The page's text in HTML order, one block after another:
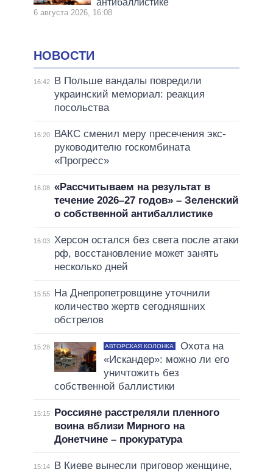
антибаллистике
6 августа 2026, 16:08
НОВОСТИ
16:42
В Польше вандалы повредили
украинский мемориал: реакция
посольства
16:20
ВАКС сменил меру пресечения экс-
руководителю госкомбината
«Прогресс»
16:08 «Рассчитываем на результат в
течение 2026–27 годов» – Зеленский
о собственной антибаллистике
16:03
Херсон остался без света после атаки
рф, восстановление может занять
несколько дней
15:55
На Днепропетровщине уточнили
количество жертв сегодняшних
обстрелов
15:28 АВТОРСКАЯ КОЛОНКА
Охота на
«Искандер»: можно ли его
уничтожить без
собственной баллистики
15:15
Россияне расстреляли пленного
воина вблизи Мирного на
Донетчине – прокуратура
15:14
В Киеве вынесли приговор женщине,